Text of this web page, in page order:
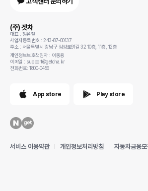
(주) 겟차
대표 : 정유철
사업자등록번호 : 243-87-00137
주소 : 서울특별시 강남구 삼성로91길 32 10층, 11층, 12층
개인정보보호책임자 : 이동용
이메일 : support@getcha.kr
전화번호: 1800-0456
App store Play store
서비스 이용약관 개인정보처리방침 자동차금융모